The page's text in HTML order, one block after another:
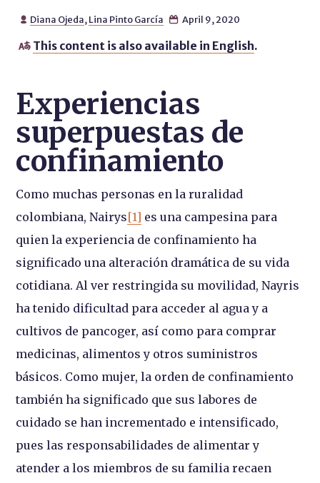
 Diana Ojeda, Lina Pinto García  April 9, 2020
 This content is also available in English.
Experiencias
superpuestas de
confinamiento
Como muchas personas en la ruralidad
colombiana, Nairys[1] es una campesina para
quien la experiencia de confinamiento ha
significado una alteración dramática de su vida
cotidiana. Al ver restringida su movilidad, Nayris
ha tenido dificultad para acceder al agua y a
cultivos de pancoger, así como para comprar
medicinas, alimentos y otros suministros
básicos. Como mujer, la orden de confinamiento
también ha significado que sus labores de
cuidado se han incrementado e intensificado,
pues las responsabilidades de alimentar y
atender a los miembros de su familia recaen